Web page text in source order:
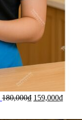
180,000₫ 159,000₫